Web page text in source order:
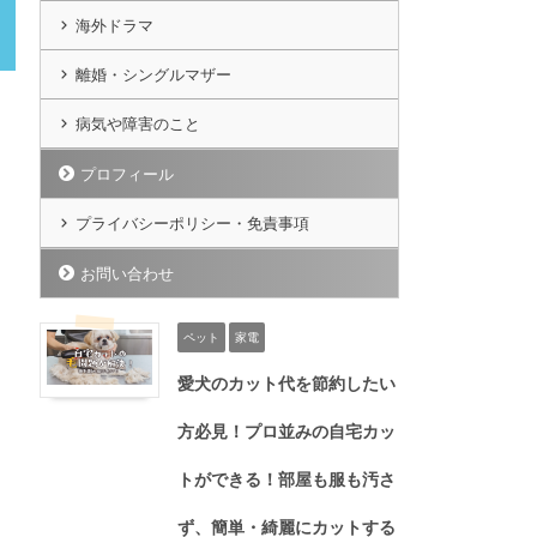
海外ドラマ
離婚・シングルマザー
病気や障害のこと
プロフィール
プライバシーポリシー・免責事項
お問い合わせ
ペット 家電
愛犬のカット代を節約したい
方必見！プロ並みの自宅カッ
トができる！部屋も服も汚さ
ず、簡単・綺麗にカットする